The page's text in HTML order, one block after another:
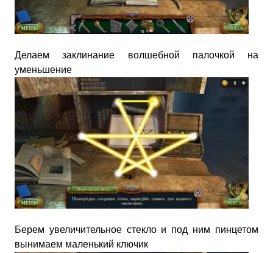
Делаем заклинание волшебной палочкой на
уменьшение
Берем увеличительное стекло и под ним пинцетом
вынимаем маленький ключик